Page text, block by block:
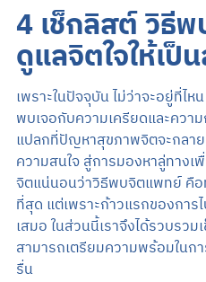
4 เช็กลิสต์ วิธี
ดูแลจิตใจให้เป็
เพราะในปัจจุบัน ไม่ว่าจะอยู่ที่ไ
พบเจอกับความเครียดและควา
แปลกที่ปัญหาสุขภาพจิตจะกลา
ความสนใจ สู่การมองหาลู่ทางเ
จิตแน่นอนว่าวิธีพบจิตแพทย์ คื
ที่สุด แต่เพราะก้าวแรกของกา
เสมอ ในส่วนนี้เราจึงได้รวบรว
สามารถเตรียมความพร้อมใน
รื่น